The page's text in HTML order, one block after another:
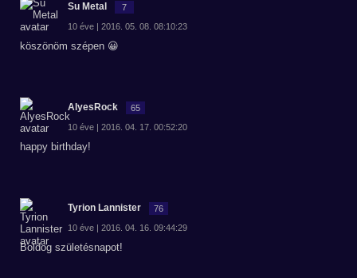
Su Metal 7
10 éve | 2016. 05. 08. 08:10:23
köszönöm szépen 😀
AlyesRock 65
10 éve | 2016. 04. 17. 00:52:20
happy birthday!
Tyrion Lannister 76
10 éve | 2016. 04. 16. 09:44:29
Boldog születésnapot!